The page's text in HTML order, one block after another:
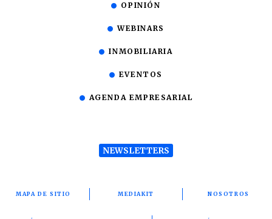
OPINIÓN
WEBINARS
INMOBILIARIA
EVENTOS
AGENDA EMPRESARIAL
NEWSLETTERS
MAPA DE SITIO MEDIAKIT NOSOTROS